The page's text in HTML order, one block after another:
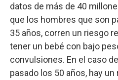
datos de más de 40
que los hombres que son
35 años, corren un riesgo
tener un bebé con bajo
convulsiones. En el caso
pasado los 50 años, hay